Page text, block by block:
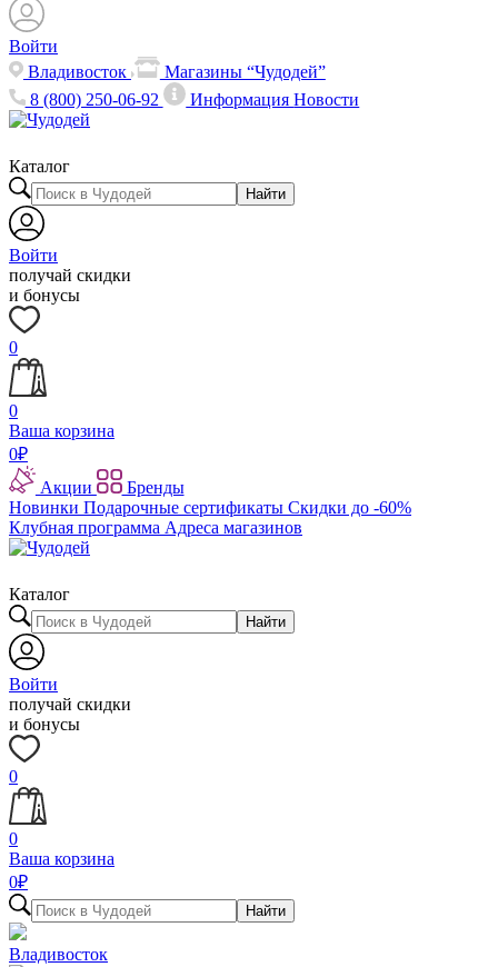
Войти
Владивосток
Магазины “Чудодей”
8 (800) 250-06-92
ИнформацияНовости
Каталог
Найти
Войти
получай скидки
и бонусы
0
0
Ваша корзина
0₽
Акции
Бренды
Новинки Подарочные сертификаты Скидки до -60%
Клубная программа Адреса магазинов
Каталог
Найти
Войти
получай скидки
и бонусы
0
0
Ваша корзина
0₽
Найти
Владивосток